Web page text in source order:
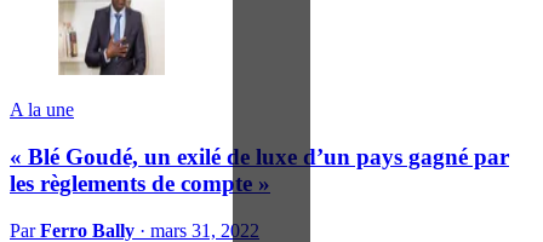
A la une
« Blé Goudé, un exilé de luxe d’un pays gagné par
les règlements de compte »
ParFerro Bally · mars 31, 2022